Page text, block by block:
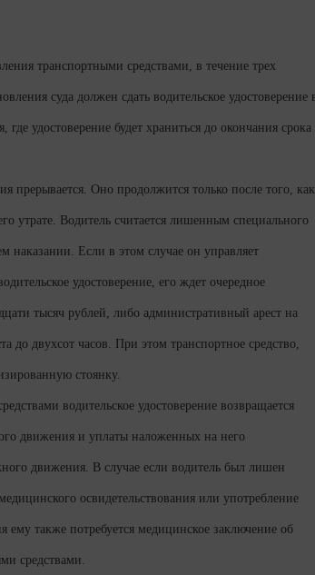
транспортными средствами, в течение трех
суда должен сдать водительское удостоверение
удостоверение будет храниться до окончания срока
прерывается. Оно продолжится только после того, как
утрате. Водитель считается лишенным специального
наказании. Если в этом случае он управляет
удостоверение, его ждет очередное
тысяч рублей, либо административный арест на
до двухсот часов. При этом транспортное средство,
стоянку.
водительское удостоверение возвращается
движения и уплаты наложенных на него
движения. В случае если водитель был лишен
освидетельствования или употребление
ему также потребуется медицинское заключение об
средствами.